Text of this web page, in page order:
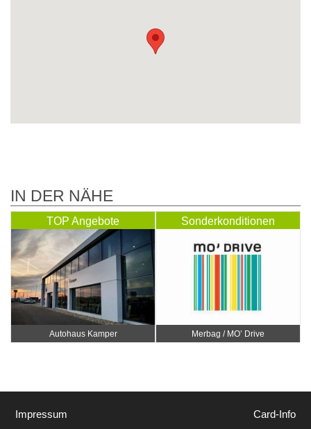
IN DER NÄHE
TOP Angebote
Autohaus Kamper
Sonderkonditionen
Merbag / MO’ Drive
Impressum Card-Info